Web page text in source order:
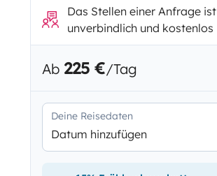
Das Stellen einer Anfrage ist
unverbindlich und kostenlos
Ab 225 €/Tag
Deine Reisedaten
Datum hinzufügen